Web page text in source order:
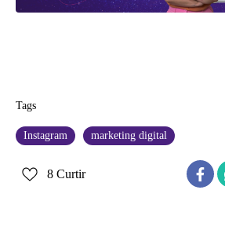
Tags
Instagram marketing digital
8 Curtir